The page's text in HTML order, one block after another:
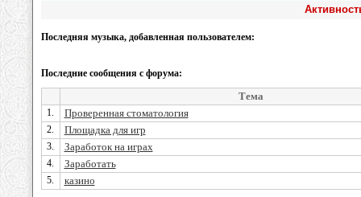
Последняя музыка, добавленная пользователем:
Последние сообщения с форума:
Тема
1. Проверенная стоматология
2. Площадка для игр
3. Заработок на играх
4. Заработать
5. казино